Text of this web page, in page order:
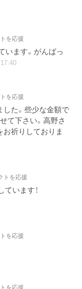
を応援
います。がんばっ
を応援
た。些少な金額で
て下さい。高野さ
祈りしておりま
トを応援
います！
を応援
を応援